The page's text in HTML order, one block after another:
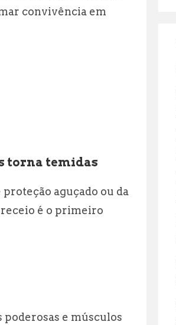
convivência em
torna temidas
aguçado ou da
é o primeiro
e músculos